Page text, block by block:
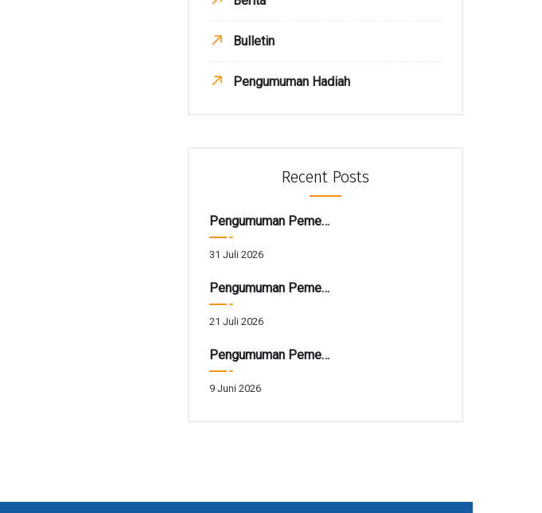
Bulletin
Pengumuman Hadiah
Recent Posts
Pengumuman Pemenang TARBIAH
31 Juli 2026
Pengumuman Pemenang Hadiah Utama Gebyar SIRELA Periode 28
21 Juli 2026
Pengumuman Pemenang Hadiah Tarbiah Akhir Periode 41
9 Juni 2026